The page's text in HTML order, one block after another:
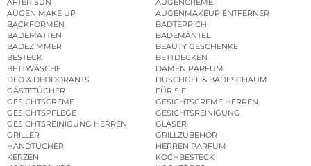
AFTER SUN
AUGENCREME
AUGEN MAKE UP
AUGENMAKEUP ENTFERNER
BACKFORMEN
BADTEPPICH
BADEMATTEN
BADEMÄNTEL
BADEZIMMER
BEAUTY GESCHENKE
BESTECK
BETTDECKEN
BETTWÄSCHE
DAMEN PARFUM
DEO & DEODORANTS
DUSCHGEL & BADESCHAUM
GÄSTETÜCHER
FÜR SIE
GESICHTSCREME
GESICHTSCREME HERREN
GESICHTSPFLEGE
GESICHTSREINIGUNG
GESICHTSREINIGUNG HERREN
GLÄSER
GRILLER
GRILLZUBEHÖR
HANDTÜCHER
HERREN PARFUM
KERZEN
KOCHBESTECK